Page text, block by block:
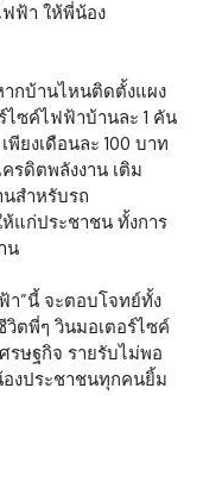
ฟ้า ให้พี่น้อง
กบ้านไหนติดตั้งแผง
ซค์ไฟฟ้าบ้านละ 1 คัน
ยงเดือนละ 100 บาท
รดิตพลังงาน เติม
สำหรับรถ
แก่ประชาชน ทั้งการ
น
า”นี้ จะตอบโจทย์ทั้ง
ตพี่ๆ วินมอเตอร์ไซค์
รษฐกิจ รายรับไม่พอ
องประชาชนทุกคนยิ้ม